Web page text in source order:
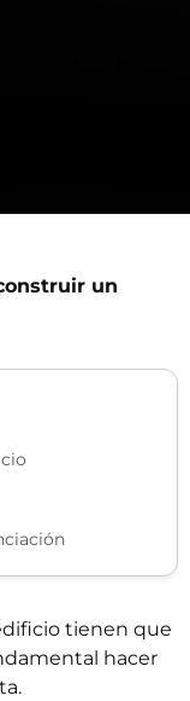
un
tienen que
hacer